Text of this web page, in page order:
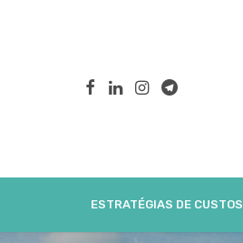
ESTRATÉGIAS DE CUSTOS